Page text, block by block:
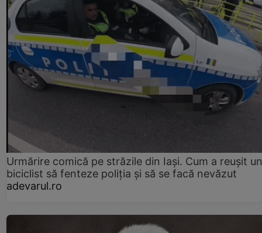
Urmărire comică pe străzile din Iași. Cum a reușit un
biciclist să fenteze poliția și să se facă nevăzut
adevarul.ro